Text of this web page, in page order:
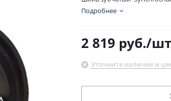
Подробнее
2 819 руб./шт
Уточните наличие и